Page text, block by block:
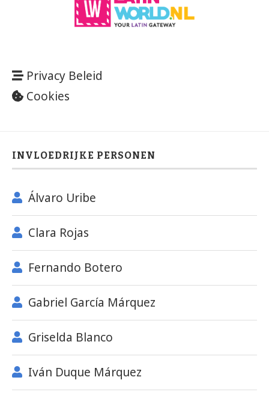
Privacy Beleid
Cookies
INVLOEDRIJKE PERSONEN
Álvaro Uribe
Clara Rojas
Fernando Botero
Gabriel García Márquez
Griselda Blanco
Iván Duque Márquez